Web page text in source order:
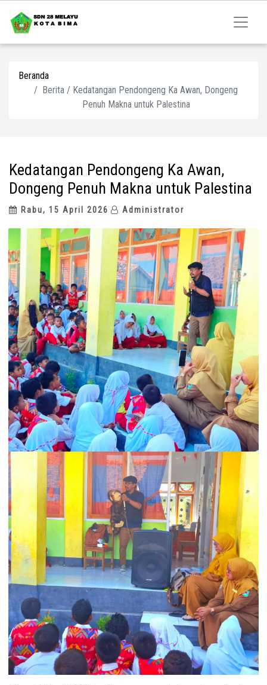
Beranda
Berita / Kedatangan Pendongeng Ka Awan, Dongeng
Penuh Makna untuk Palestina
Kedatangan Pendongeng Ka Awan,
Dongeng Penuh Makna untuk Palestina
Rabu, 15 April 2026 Administrator